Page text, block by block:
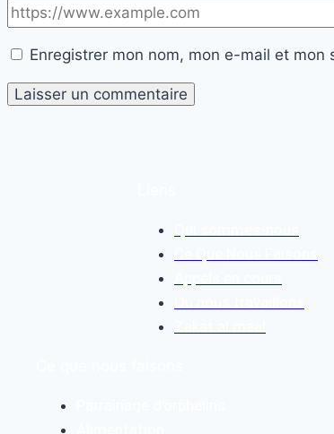
Enregistrer mon nom, mon e-mail et